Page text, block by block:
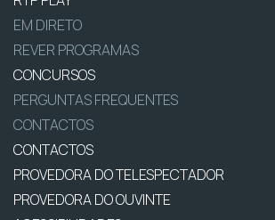
EM DIRETO
REVER PROGRAMAS
CONCURSOS
PERGUNTAS FREQUENTES
CONTACTOS
CONTACTOS
PROVEDORA DO TELESPECTADOR
PROVEDORA DO OUVINTE